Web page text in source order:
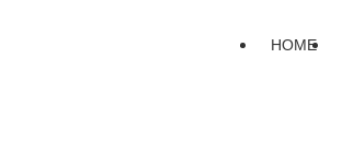
HOME